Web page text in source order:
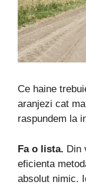
Ce haine
aranjezi cat
raspundem la
Fa o lista. Din
eficienta
absolut nimic.